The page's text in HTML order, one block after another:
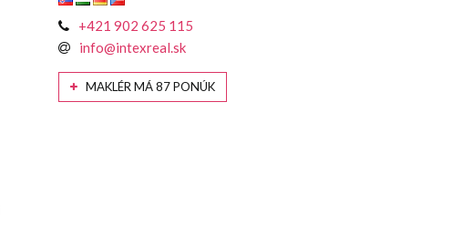
+421 902 625 115
info@intexreal.sk
MAKLÉR MÁ 87 PONÚK